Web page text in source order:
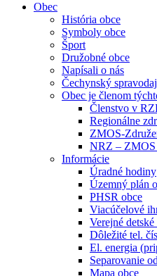
Obec
História obce
Symboly obce
Šport
Družobné obce
Napísali o nás
Čechynský spravodaj
Obec je členom
Členstvo v
Regionálne
ZMOS-
NRZ – ZMOS
Informácie
Úradné hodiny
Územný plán
PHSR obce
Viacúčelové
Verejné
Dôležité tel.
El. energia
Separovanie
Mapa obce